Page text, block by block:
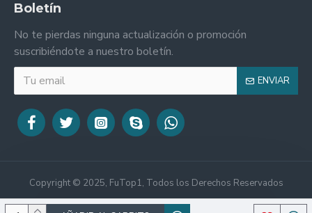
Boletín
No te pierdas ninguna actualización o promoción
suscribiéndote a nuestro boletín.
ENVIAR
Copyright © 2025, FuTop1, Todos los Derechos Reservados